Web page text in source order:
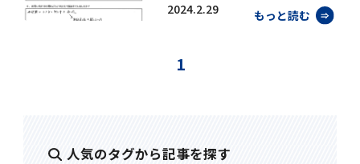
2024.2.29 もっと読む
1
人気のタグから記事を探す